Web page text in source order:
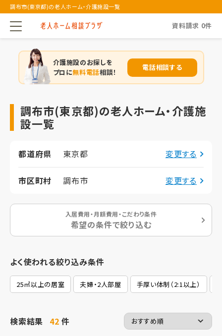
調布市(東京都)の老人ホーム・介護施設一覧
資料請求 0件
介護施設のお探しを
プロに無料電話相談！
電話相談する
調布市(東京都)の老人ホーム・介護施
設一覧
都道府県 東京都 変更する
市区町村 調布市 変更する
入居費用・月額費用・こだわり条件
希望の条件で絞り込む
よく使われる絞り込み条件
25㎡以上の居室 夫婦・2人部屋 手厚い体制（2:1以上）
検索結果 42件